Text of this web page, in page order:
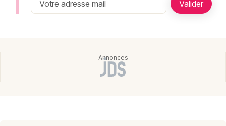
Spectacles
Nantes